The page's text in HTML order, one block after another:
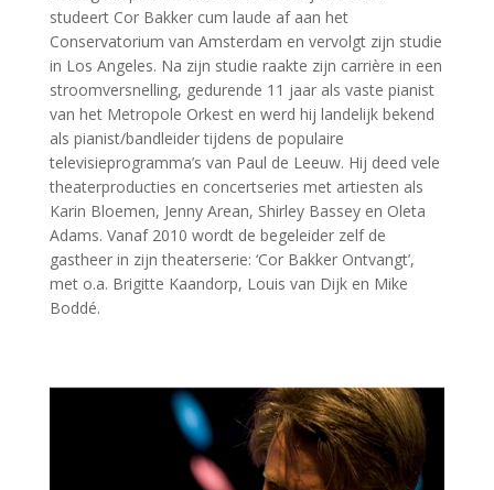
studeert Cor Bakker cum laude af aan het
Conservatorium van Amsterdam en vervolgt zijn studie
in Los Angeles. Na zijn studie raakte zijn carrière in een
stroomversnelling, gedurende 11 jaar als vaste pianist
van het Metropole Orkest en werd hij landelijk bekend
als pianist/bandleider tijdens de populaire
televisieprogramma’s van Paul de Leeuw. Hij deed vele
theaterproducties en concertseries met artiesten als
Karin Bloemen, Jenny Arean, Shirley Bassey en Oleta
Adams. Vanaf 2010 wordt de begeleider zelf de
gastheer in zijn theaterserie: ‘Cor Bakker Ontvangt’,
met o.a. Brigitte Kaandorp, Louis van Dijk en Mike
Boddé.